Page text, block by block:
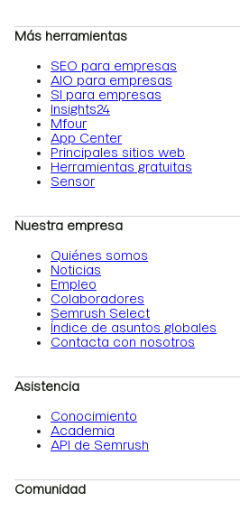
Más herramientas
SEO para empresas
AIO para empresas
SI para empresas
Insights24
Mfour
App Center
Principales sitios web
Herramientas gratuitas
Sensor
Nuestra empresa
Quiénes somos
Noticias
Empleo
Colaboradores
Semrush Select
Índice de asuntos globales
Contacta con nosotros
Asistencia
Conocimiento
Academia
API de Semrush
Comunidad